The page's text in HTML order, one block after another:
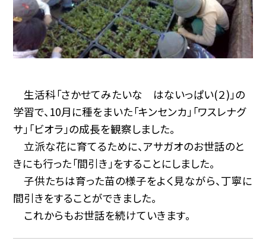
生活科「さかせてみたいな はないっぱい(２)」の
学習で、10月に種をまいた「キンセンカ」「ワスレナグ
サ」「ビオラ」の成長を観察しました。
立派な花に育てるために、アサガオのお世話のと
きにも行った「間引き」をすることにしました。
子供たちは育った苗の様子をよく見ながら、丁寧に
間引きをすることができました。
これからもお世話を続けていきます。